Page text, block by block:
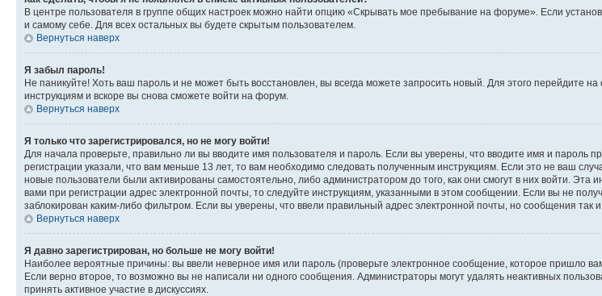
В центре пользователя в группе общих настроек можно найти опцию «Скрывать мое пребывание на форуме». Если
и самому себе. Для всех остальных вы будете скрытым пользователем.
Вернуться наверх
Я забыл пароль!
Не паникуйте! Хоть ваш пароль и не может быть восстановлен, вы всегда можете запросить новый. Для этого перейдите
инструкциям и вскоре вы снова сможете войти на форум.
Вернуться наверх
Я только что зарегистрировался, но не могу войти!
Для начала проверьте, правильно ли вы вводите имя пользователя и пароль. Если вы уверены, что вводите имя и пароль
регистрации указали, что вам меньше 13 лет, то вам необходимо следовать полученным инструкциям. Если это не ваш
новые пользователи были активированы самостоятельно, либо администратором до того, как они смогут в них войти.
вами при регистрации адрес электронной почты, то следуйте инструкциям, указанными в этом сообщении. Если вы не
заблокирован каким-либо фильтром. Если вы уверены, что ввели правильный адрес электронной почты, но сообщения
Вернуться наверх
Я давно зарегистрирован, но больше не могу войти!
Наиболее вероятные причины: вы ввели неверное имя или пароль (проверьте электронное сообщение, которое пришло
Если верно второе, то возможно вы не написали ни одного сообщения. Администраторы могут удалять неактивных
принять активное участие в дискуссиях.